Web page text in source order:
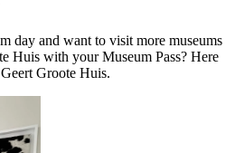
day and want to visit more museums
Huis with your Museum Pass? Here
Groote Huis.